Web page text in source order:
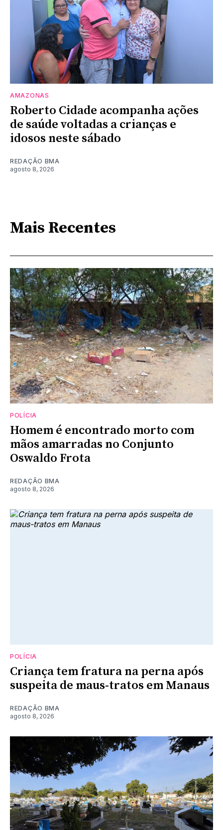
AMAZONAS
Roberto Cidade acompanha ações
de saúde voltadas a crianças e
idosos neste sábado
REDAÇÃO BMA
agosto 8, 2026
Mais Recentes
POLÍCIA
Homem é encontrado morto com
mãos amarradas no Conjunto
Oswaldo Frota
REDAÇÃO BMA
agosto 8, 2026
POLÍCIA
Criança tem fratura na perna após
suspeita de maus-tratos em Manaus
REDAÇÃO BMA
agosto 8, 2026